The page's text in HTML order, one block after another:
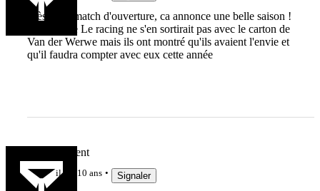
Très beau match d'ouverture, ca annonce une belle saison !
J'ai cru que Le racing ne s'en sortirait pas avec le carton de
Van der Werwe mais ils ont montré qu'ils avaient l'envie et
qu'il faudra compter avec eux cette année
Waltervincent
il y a 10 ans Signaler